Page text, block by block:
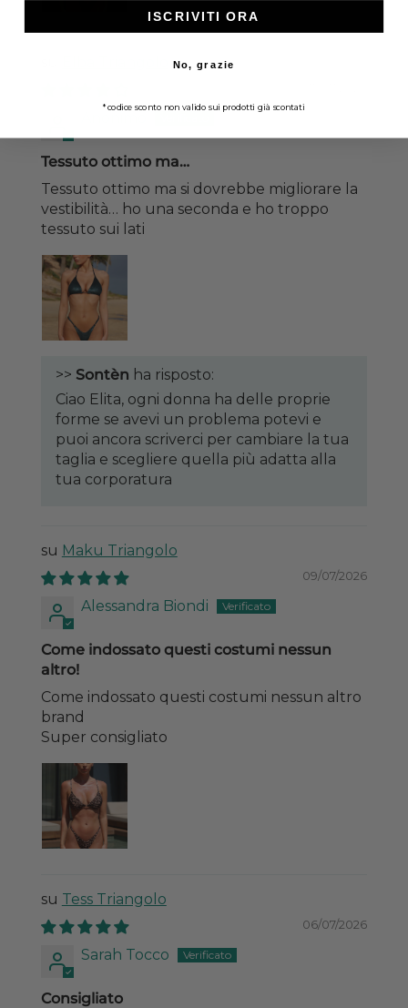
Tessuto ottimo ma…
Tessuto ottimo ma si dovrebbe migliorare la
vestibilità… ho una seconda e ho troppo
tessuto sui lati
>> Sontèn ha risposto:
Ciao Elita, ogni donna ha delle proprie
forme se avevi un problema potevi e
puoi ancora scriverci per cambiare la tua
taglia e scegliere quella più adatta alla
tua corporatura
Maku Triangolo
09/07/2026
Alessandra Biondi
Come indossato questi costumi nessun
altro!
Come indossato questi costumi nessun altro
brand
Super consigliato
Tess Triangolo
06/07/2026
Sarah Tocco
Consigliato
ISCRIVITI ORA
No, grazie
*codice sconto non valido sui prodotti già scontati